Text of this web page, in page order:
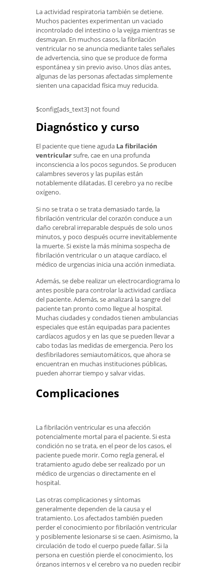
La actividad respiratoria también se detiene.
Muchos pacientes experimentan un vaciado
incontrolado del intestino o la vejiga mientras se
desmayan. En muchos casos, la fibrilación
ventricular no se anuncia mediante tales señales
de advertencia, sino que se produce de forma
espontánea y sin previo aviso. Unos días antes,
algunas de las personas afectadas simplemente
sienten una capacidad física muy reducida.
$config[ads_text3] not found
Diagnóstico y curso
El paciente que tiene aguda La fibrilación
ventricularsufre, cae en una profunda
inconsciencia a los pocos segundos. Se producen
calambres severos y las pupilas están
notablemente dilatadas. El cerebro ya no recibe
oxígeno.
Si no se trata o se trata demasiado tarde, la
fibrilación ventricular del corazón conduce a un
daño cerebral irreparable después de solo unos
minutos, y poco después ocurre inevitablemente
la muerte. Si existe la más mínima sospecha de
fibrilación ventricular o un ataque cardíaco, el
médico de urgencias inicia una acción inmediata.
Además, se debe realizar un electrocardiograma lo
antes posible para controlar la actividad cardíaca
del paciente. Además, se analizará la sangre del
paciente tan pronto como llegue al hospital.
Muchas ciudades y condados tienen ambulancias
especiales que están equipadas para pacientes
cardíacos agudos y en las que se pueden llevar a
cabo todas las medidas de emergencia. Pero los
desfibriladores semiautomáticos, que ahora se
encuentran en muchas instituciones públicas,
pueden ahorrar tiempo y salvar vidas.
Complicaciones
La fibrilación ventricular es una afección
potencialmente mortal para el paciente. Si esta
condición no se trata, en el peor de los casos, el
paciente puede morir. Como regla general, el
tratamiento agudo debe ser realizado por un
médico de urgencias o directamente en el
hospital.
Las otras complicaciones y síntomas
generalmente dependen de la causa y el
tratamiento. Los afectados también pueden
perder el conocimiento por fibrilación ventricular
y posiblemente lesionarse si se caen. Asimismo, la
circulación de todo el cuerpo puede fallar. Si la
persona en cuestión pierde el conocimiento, los
órganos internos y el cerebro ya no pueden recibir